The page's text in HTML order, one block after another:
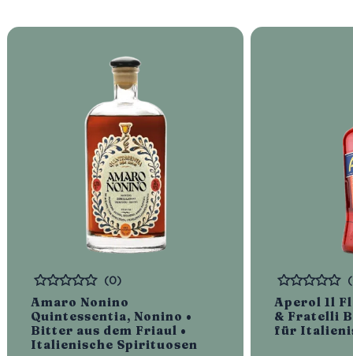
Amaro Nonino
Quintessentia, Nonino •
Bitter aus dem Friaul •
Italienische Spirituosen
Bewertet
(0)
Aperol 1l
& Fratelli
für
Bewertet